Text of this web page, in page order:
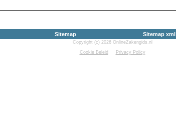
Sitemap Sitemap xml
Copyright (c) 2026 OnlineZakengids.nl
Cookie Beleid
Privacy Policy